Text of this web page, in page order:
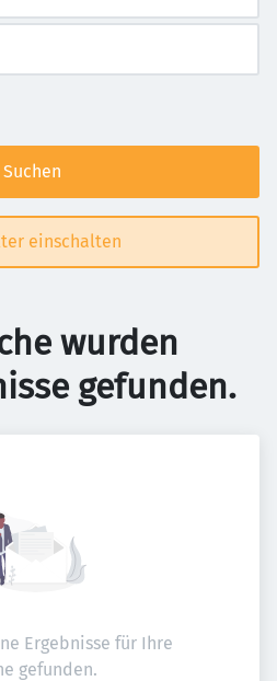
Suchen
einschalten
wurden
gefunden.
Ergebnisse für Ihre
gefunden.